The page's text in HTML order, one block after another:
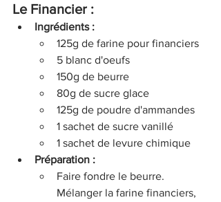
Le Financier :
Ingrédients :
125g de farine pour financiers
5 blanc d'oeufs
150g de beurre
80g de sucre glace
125g de poudre d'ammandes
1 sachet de sucre vanillé
1 sachet de levure chimique
Préparation :
Faire fondre le beurre.
Mélanger la farine financiers,